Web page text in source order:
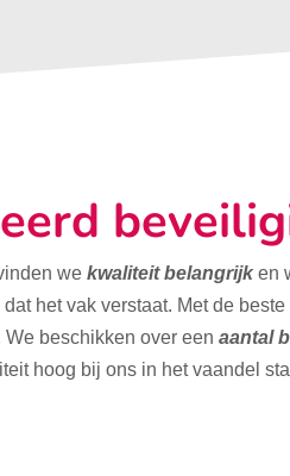
wekwaliteit belangrijk en
het vak verstaat. Met de
We beschikken over eenaantal
hoog bij ons in het vaandel